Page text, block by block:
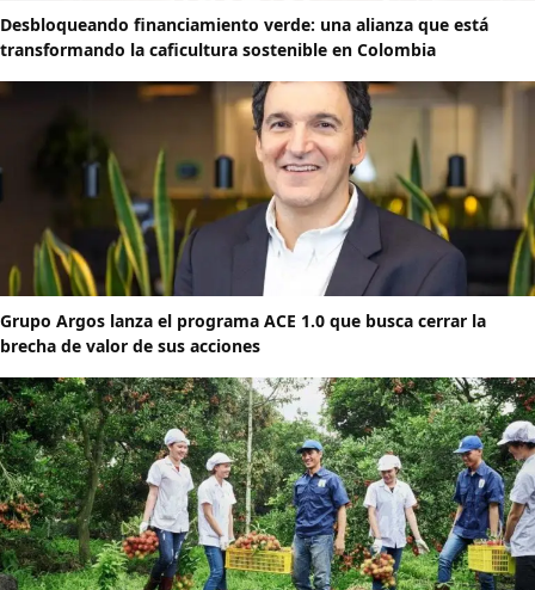
Desbloqueando financiamiento verde: una alianza que está
transformando la caficultura sostenible en Colombia
Grupo Argos lanza el programa ACE 1.0 que busca cerrar la
brecha de valor de sus acciones